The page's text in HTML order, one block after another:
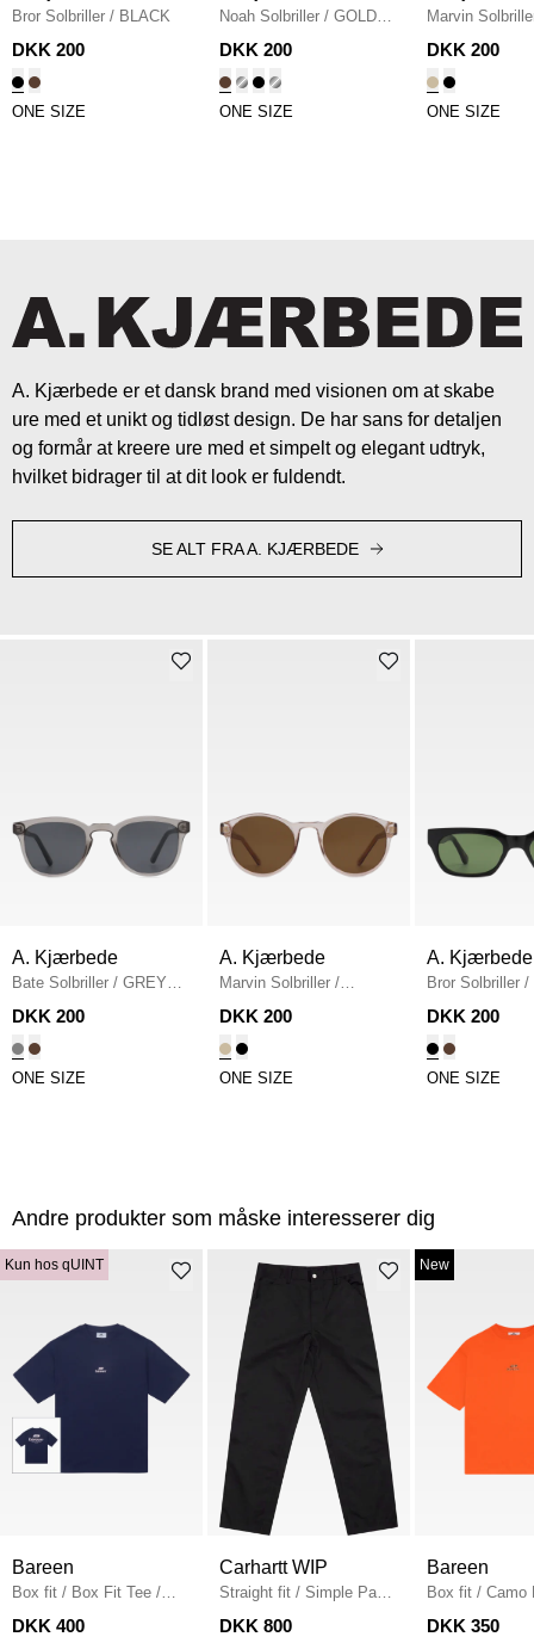
Bror Solbriller / BLACK
DKK 200
ONE SIZE
Noah Solbriller / GOLD
BURNT AMBER
DKK 200
ONE SIZE
Marvin
CHAMPAGNE
DKK 200
ONE SIZE
A. Kjærbede er et dansk brand med visionen om at skabe
ure med et unikt og tidløst design. De har sans for detaljen
og formår at kreere ure med et simpelt og elegant udtryk,
hvilket bidrager til at dit look er fuldendt.
SE ALT FRA A. KJÆRBEDE
A. Kjærbede
Bate Solbriller / GREY
TRANSPARENT
DKK 200
ONE SIZE
A. Kjærbede
Marvin Solbriller /
CHAMPAGNE
DKK 200
ONE SIZE
A. Kjærbede
Bror Solbriller /
DKK 200
ONE SIZE
Andre produkter som måske interesserer dig
Kun hos qUINT
Bareen
Box fit / Box Fit Tee /
NAVY
DKK 400
Carhartt WIP
Straight fit / Simple Pant
I020075 / BLACK
DKK 800
New
Bareen
Box fit / Camo
Fit T-shirt /
DKK 350